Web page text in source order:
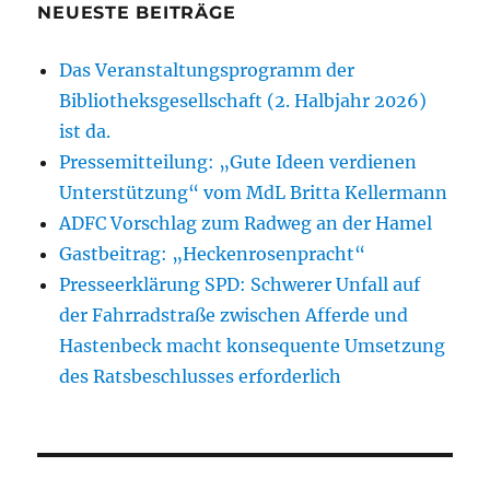
NEUESTE BEITRÄGE
Das Veranstaltungsprogramm der
Bibliotheksgesellschaft (2. Halbjahr 2026)
ist da.
Pressemitteilung: „Gute Ideen verdienen
Unterstützung“ vom MdL Britta Kellermann
ADFC Vorschlag zum Radweg an der Hamel
Gastbeitrag: „Heckenrosenpracht“
Presseerklärung SPD: Schwerer Unfall auf
der Fahrradstraße zwischen Afferde und
Hastenbeck macht konsequente Umsetzung
des Ratsbeschlusses erforderlich